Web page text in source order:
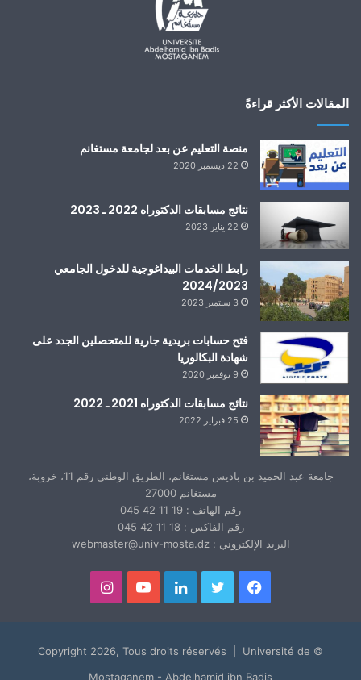
المقالات الأكثر قراءةً
منصة التعليم عن بعد لجامعة مستغانم
22 ديسمبر 2020
نتائج مسابقات الدكتوراه 2022 ـ 2023
22 يناير 2023
رابط الخدمات البيداغوجية للدخول الجامعي
2024/2023
3 سبتمبر 2023
فتح حسابات بريدية جارية للمتحصلين الجدد على
شهادة البكالوريا
9 نوفمبر 2020
نتائج مسابقات الدكتوراه 2021 ـ 2022
25 فبراير 2022
جامعة عبد الحميد بن باديس مستغانم، الطريق الوطني رقم 11، خروبة،
مستغانم 27000
رقم الهاتف : 19 11 42 045
رقم الفاكس : 18 11 42 045
البريد الإلكتروني : webmaster@univ-mosta.dz
فيسبوك تويتر لينكدإنيوتيوبانستقرام
© Copyright 2026, Tous droits réservés | Université de
Mostaganem - Abdelhamid ibn Badis